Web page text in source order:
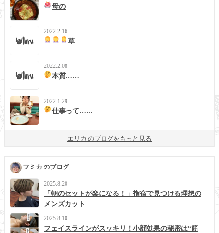
母の
2022.2.16
草
2022.2.08
本質……
2022.1.29
仕事って……
エリカ のブログをもっと見る
フミカ のブログ
2025.8.20
「朝のセットが楽になる！」指宿で見つける理想の
メンズカット
2025.8.10
フェイスラインがスッキリ！小顔効果の秘密は“筋